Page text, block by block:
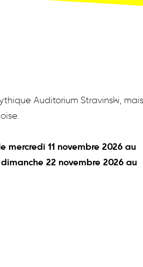
Auditorium Stravinski, mais
mercredi 11 novembre 2026 au
22 novembre 2026 au